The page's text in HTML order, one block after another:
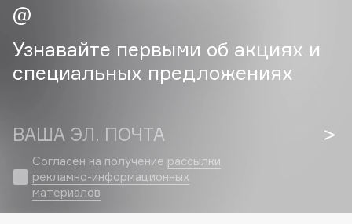
Cadence
Capelli Dorati
Carbon Theory
Catrice
Celimax
Cettua
Chupa Chups
Узнавайте первыми об акциях и
специальных предложениях
ВАША ЭЛ. ПОЧТА
Согласен на получение рассылки
рекламно-информационных
материалов